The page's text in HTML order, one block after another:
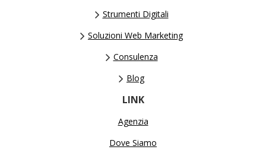
Strumenti Digitali
Soluzioni Web Marketing
Consulenza
Blog
LINK
Agenzia
Dove Siamo